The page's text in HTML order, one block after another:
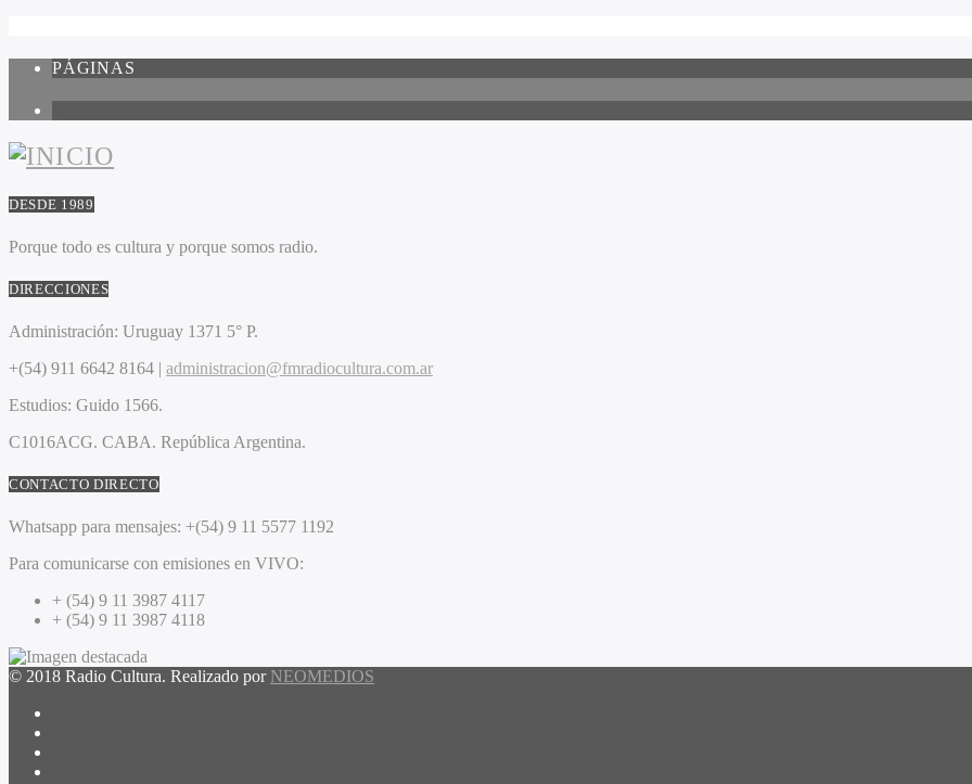
PÁGINAS
DESDE 1989
Porque todo es cultura y porque somos radio.
DIRECCIONES
Administración: Uruguay 1371 5° P.
+(54) 911 6642 8164 | administracion@fmradiocultura.com.ar
Estudios: Guido 1566.
C1016ACG. CABA. República Argentina.
CONTACTO DIRECTO
Whatsapp para mensajes: +(54) 9 11 5577 1192
Para comunicarse con emisiones en VIVO:
+ (54) 9 11 3987 4117
+ (54) 9 11 3987 4118
© 2018 Radio Cultura. Realizado por NEOMEDIOS